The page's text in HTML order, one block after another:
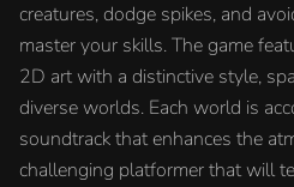
creatures, dodge spikes, and
master your skills. The game
2D art with a distinctive style,
diverse worlds. Each world is
soundtrack that enhances the
challenging platformer that will